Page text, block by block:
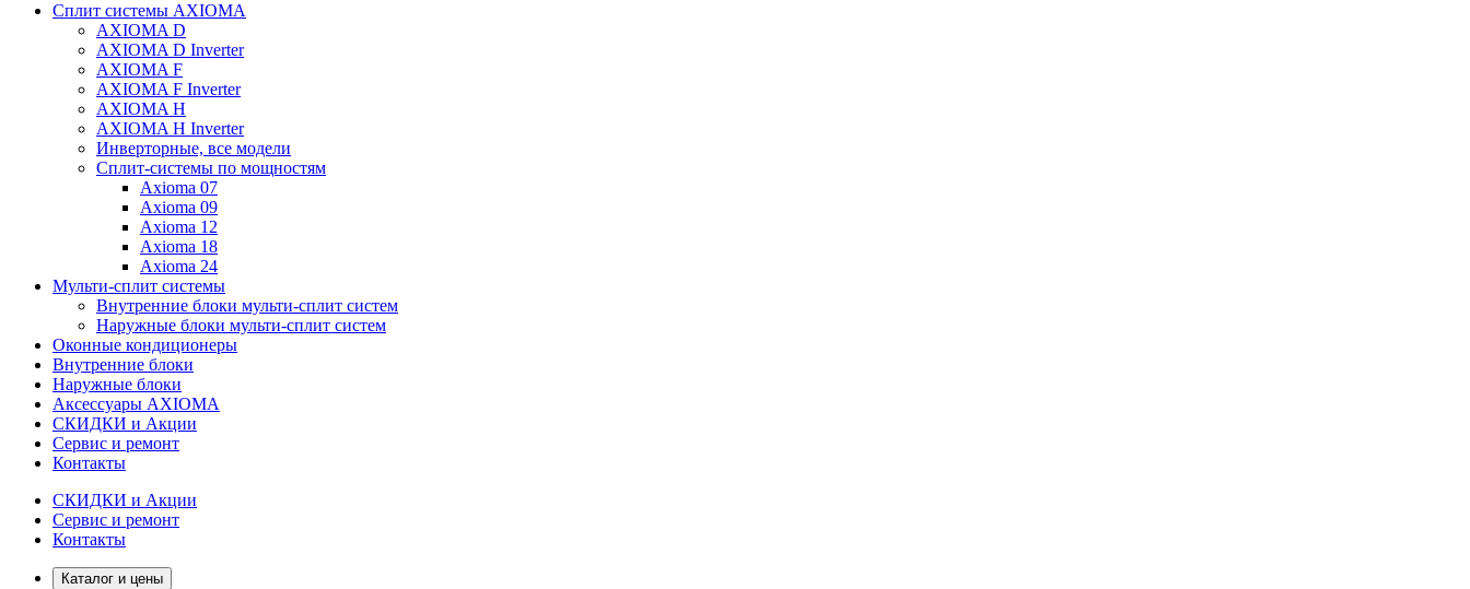
Сплит системы AXIOMA
AXIOMA D
AXIOMA D Inverter
AXIOMA F
AXIOMA F Inverter
AXIOMA H
AXIOMA H Inverter
Инверторные, все модели
Сплит-системы по мощностям
Axioma 07
Axioma 09
Axioma 12
Axioma 18
Axioma 24
Мульти-сплит системы
Внутренние блоки мульти-сплит систем
Наружные блоки мульти-сплит систем
Оконные кондиционеры
Внутренние блоки
Наружные блоки
Аксессуары AXIOMA
СКИДКИ и Акции
Сервис и ремонт
Контакты
СКИДКИ и Акции
Сервис и ремонт
Контакты
Каталог и цены